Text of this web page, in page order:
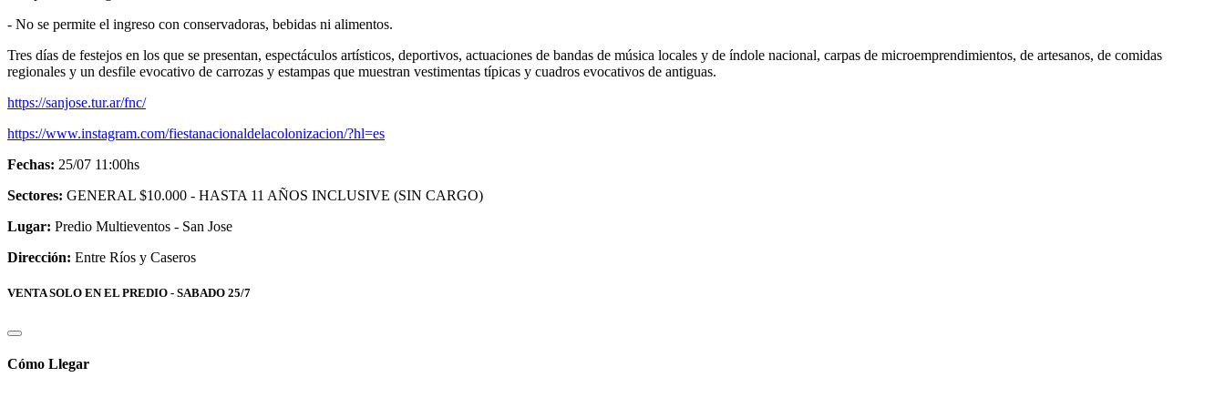
- ⁠No se permite el ingreso con conservadoras, bebidas ni alimentos.
Tres días de festejos en los que se presentan, espectáculos artísticos, deportivos, actuaciones de bandas de música locales y de índole nacional, carpas de microemprendimientos, de artesanos, de comidas
regionales y un desfile evocativo de carrozas y estampas que muestran vestimentas típicas y cuadros evocativos de antiguas.
https://sanjose.tur.ar/fnc/
https://www.instagram.com/fiestanacionaldelacolonizacion/?hl=es
Fechas: 25/07 11:00hs
Sectores: GENERAL $10.000 - HASTA 11 AÑOS INCLUSIVE (SIN CARGO)
Lugar: Predio Multieventos - San Jose
Dirección: Entre Ríos y Caseros
VENTA SOLO EN EL PREDIO - SABADO 25/7
Cómo Llegar